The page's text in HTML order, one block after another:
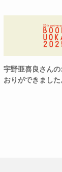
宇野亜喜良さん
おりができました